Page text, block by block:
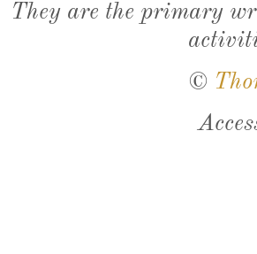
They are the primary
©